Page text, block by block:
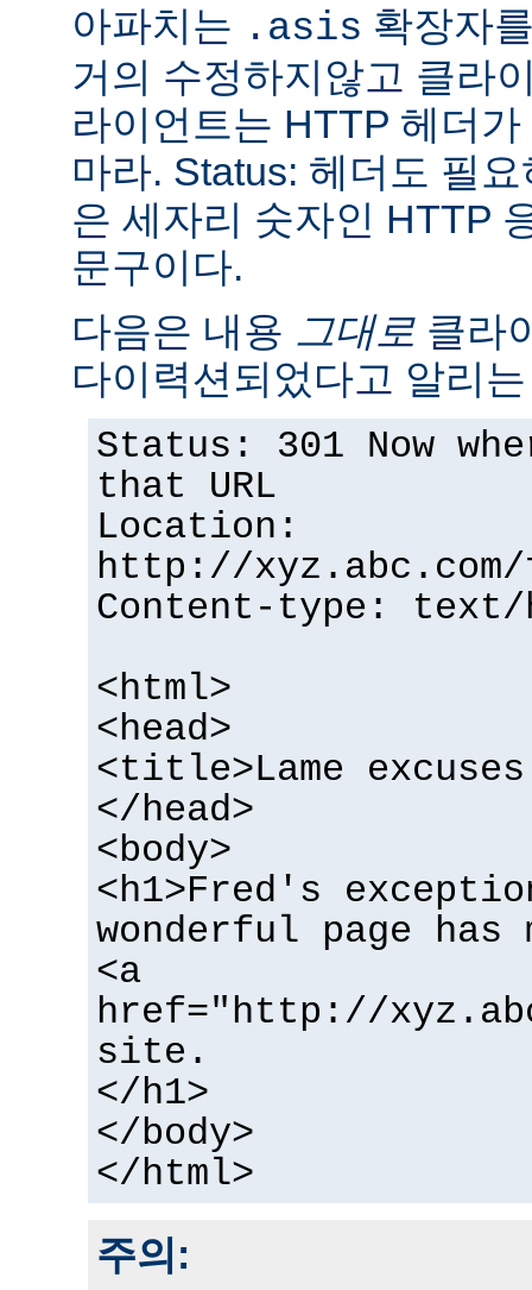
아파치는 .asis 확장자
거의 수정하지않고 클라
라이언트는 HTTP 헤더
마라. Status: 헤더도 필
은 세자리 숫자인 HTTP
문구이다.
다음은 내용 그대로 클라
다이력션되었다고 알리
Status: 301 Now
that URL
Location:
http://
Content-type: text/
<html>
<head>
<title>Lame
</head>
<body>
<h1>Fred's
wonderful page has
<a
href="http://
site.
</h1>
</body>
</html>
주의: